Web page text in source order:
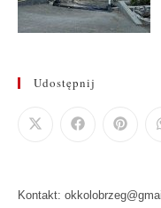
Udostępnij
Kontakt: